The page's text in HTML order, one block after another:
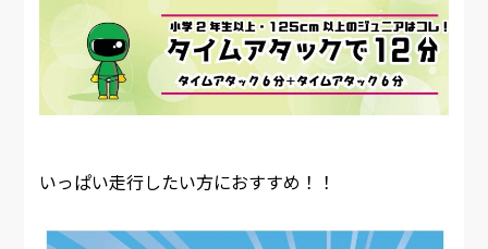
いっぱい走行したい方におすすめ！！